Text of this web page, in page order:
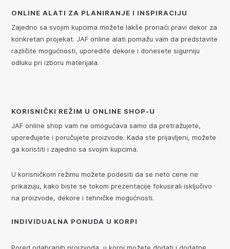
ONLINE ALATI ZA PLANIRANJE I INSPIRACIJU
Zajedno sa svojim kupcima možete lakše pronaći pravi dekor za
konkretan projekat. JAF online alati pomažu vam da predstavite
različite mogućnosti, uporedite dekore i donesete sigurniju
odluku pri izboru materijala.
KORISNIČKI REŽIM U ONLINE SHOP-U
JAF online shop vam ne omogućava samo da pretražujete,
upoređujete i poručujete proizvode. Kada ste prijavljeni, možete
ga koristiti i zajedno sa svojim kupcima.
U korisničkom režimu možete podesiti da se neto cene ne
prikazuju, kako biste se tokom prezentacije fokusirali isključivo
na proizvode, dekore i tehničke mogućnosti.
INDIVIDUALNA PONUDA U KORPI